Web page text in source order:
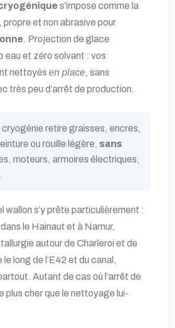
s’impose comme la
et non abrasive pour
. Projection de glace
eau et zéro solvant : vos
nettoyés en place, sans
très peu d’arrêt de production.
cryogénie retire graisses, encres,
ou rouille légère, sans
moteurs, armoires électriques,
wallon s’y prête particulièrement :
le Hainaut et à Namur,
autour de Charleroi et de
long de l’E42 et du canal,
Autant de cas où l’arrêt de
plus cher que le nettoyage lui-